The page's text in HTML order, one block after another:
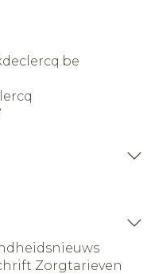
Zorgtarieven